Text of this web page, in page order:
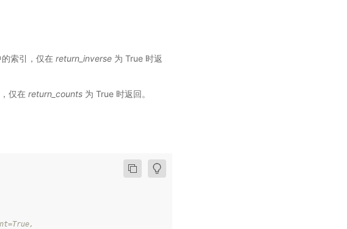
的索引，仅在return_inverse 为 True 时返
，仅在return_counts 为 True 时返回。